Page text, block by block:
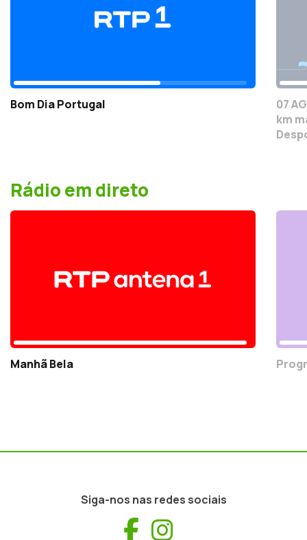
Bom Dia Portugal
07
km
Rádio em direto
Manhã Bela
Siga-nos nas redes sociais
Facebook